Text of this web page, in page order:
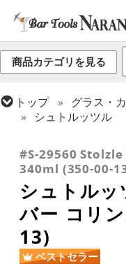
商品カテゴリを見る
トップ グラス・
シュトルッツル
コリンズグラス
#S-29560
340ml (350-00-
シュトルッ
バー コリ
13)
ベストセラー